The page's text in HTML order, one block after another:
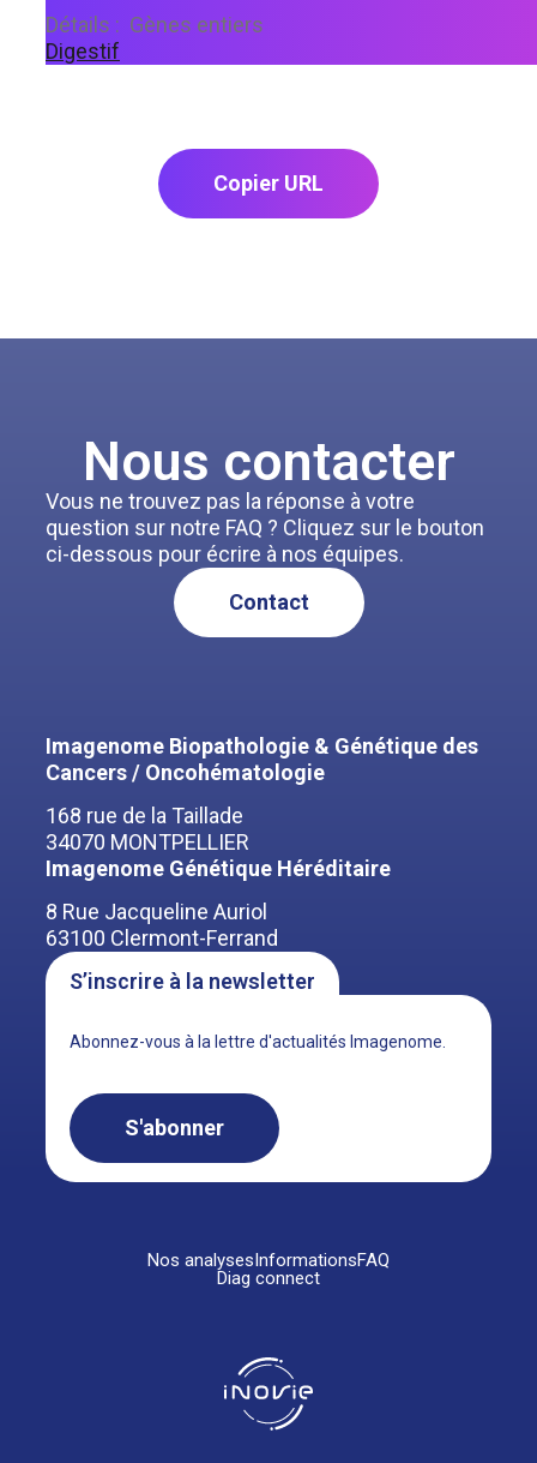
Détails : Gènes entiers
Digestif
Copier URL
Nous contacter
Vous ne trouvez pas la réponse à votre
question sur notre FAQ ? Cliquez sur le bouton
ci-dessous pour écrire à nos équipes.
Contact
Imagenome Biopathologie & Génétique des
Cancers / Oncohématologie
168 rue de la Taillade
34070 MONTPELLIER
Imagenome Génétique Héréditaire
8 Rue Jacqueline Auriol
63100 Clermont-Ferrand
S’inscrire à la newsletter
Abonnez-vous à la lettre d'actualités Imagenome.
S'abonner
Nos analysesInformationsFAQ
Diag connect